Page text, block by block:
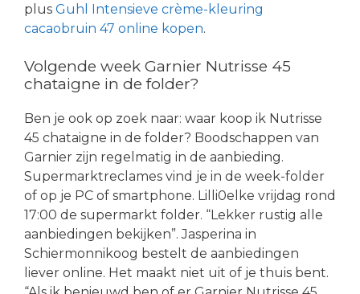
plus Guhl Intensieve crème-kleuring
cacaobruin 47 online kopen.
Volgende week Garnier Nutrisse 45
chataigne in de folder?
Ben je ook op zoek naar: waar koop ik Nutrisse
45 chataigne in de folder? Boodschappen van
Garnier zijn regelmatig in de aanbieding.
Supermarktreclames vind je in de week-folder
of op je PC of smartphone. Lilli0elke vrijdag rond
17:00 de supermarkt folder. “Lekker rustig alle
aanbiedingen bekijken”. Jasperina in
Schiermonnikoog bestelt de aanbiedingen
liever online. Het maakt niet uit of je thuis bent.